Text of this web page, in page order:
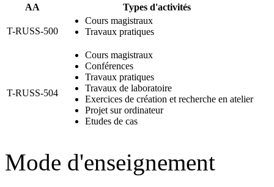
AA Types d'activités
T-RUSS-500
Cours magistraux
Travaux pratiques
T-RUSS-504
Cours magistraux
Conférences
Travaux pratiques
Travaux de laboratoire
Exercices de création et recherche en atelier
Projet sur ordinateur
Etudes de cas
Mode d'enseignement